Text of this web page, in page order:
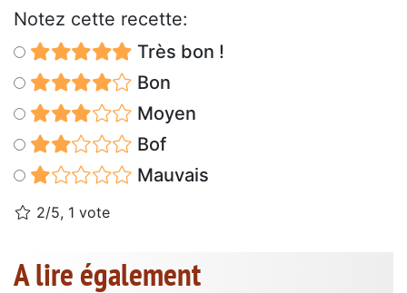
Notez cette recette:
Très bon !
Bon
Moyen
Bof
Mauvais
2/5, 1 vote
A lire également